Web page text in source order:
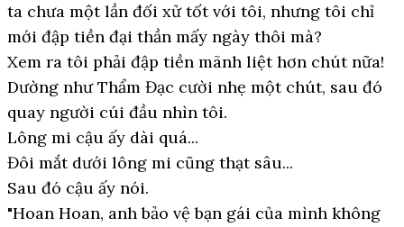
ta chưa một lần đối xử tốt với tôi, nhưng tôi chỉ
mới đập tiền đại thần mấy ngày thôi mà?
Xem ra tôi phải đập tiền mãnh liệt hơn chút nữa!
Dường như Thẩm Đạc cười nhẹ một chút, sau đó
quay người cúi đầu nhìn tôi.
Lông mi cậu ấy dài quá...
Đôi mắt dưới lông mi cũng thạt sâu...
Sau đó cậu ấy nói.
"Hoan Hoan, anh bảo vệ bạn gái của mình không